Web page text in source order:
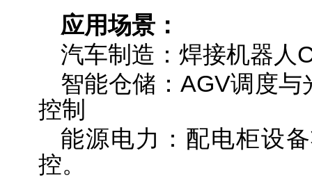
应用场景：
汽车制造：焊接机器人
智能仓储：AGV调度
控制
能源电力：配电柜设
控。